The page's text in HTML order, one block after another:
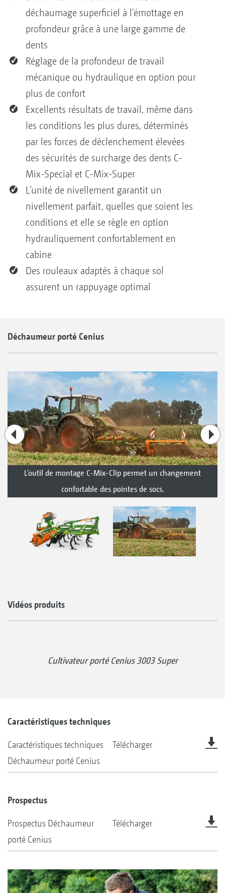
déchaumage superficiel à l'émottage en
profondeur grâce à une large gamme de
dents
Réglage de la profondeur de travail
mécanique ou hydraulique en option pour
plus de confort
Excellents résultats de travail, même dans
les conditions les plus dures, déterminés
par les forces de déclenchement élevées
des sécurités de surcharge des dents C-
Mix-Special et C-Mix-Super
L’unité de nivellement garantit un
nivellement parfait, quelles que soient les
conditions et elle se règle en option
hydrauliquement confortablement en
cabine
Des rouleaux adaptés à chaque sol
assurent un rappuyage optimal
Déchaumeur porté Cenius
L’outil de montage C-Mix-Clip permet un changement
confortable des pointes de socs.
Vidéos produits
Cultivateur porté Cenius 3003 Super
Caractéristiques techniques
Caractéristiques techniques
Déchaumeur porté Cenius
Télécharger
Prospectus
Prospectus Déchaumeur
porté Cenius
Télécharger